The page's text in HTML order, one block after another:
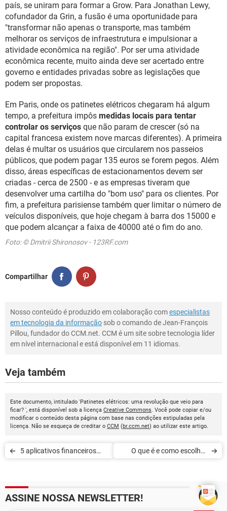
país, se uniram para formar a Grow. Para Jonathan Lewy,
cofundador da Grin, a fusão é uma oportunidade para
"transformar não apenas o transporte, mas também
melhorar os serviços de infraestrutura e impulsionar a
atividade econômica na região". Por ser uma atividade
econômica recente, muito ainda deve ser acertado entre
governo e entidades privadas sobre as legislações que
podem ser propostas.
Em Paris, onde os patinetes elétricos chegaram há algum
tempo, a prefeitura impôs medidas locais para tentar
controlar os serviços que não param de crescer (só na
capital francesa existem nove marcas diferentes). A primeira
delas é multar os usuários que circularem nos passeios
públicos, que podem pagar 135 euros se forem pegos. Além
disso, áreas específicas de estacionamentos devem ser
criadas - cerca de 2500 - e as empresas tiveram que
desenvolver uma cartilha do "bom uso" para os clientes. Por
fim, a prefeitura parisiense também quer limitar o número de
veículos disponíveis, que hoje chegam à barra dos 15000 e
que podem alcançar a faixa de 40000 até o fim do ano.
Foto: © Dmitrii Shironosov - 123RF.com
Compartilhar
Nosso conteúdo é produzido em colaboração comespecialistas
em tecnologia da informação sob o comando de Jean-François
Pillou, fundador do CCM.net. CCM é um site sobre tecnologia líder
em nível internacional e está disponível em 11 idiomas.
Veja também
Este documento, intitulado 'Patinetes elétricos: uma revolução que veio para
ficar? ', está disponível sob a licença Creative Commons. Você pode copiar e/ou
modificar o conteúdo desta página com base nas condições estipuladas pela
licença. Não se esqueça de creditar o CCM (br.ccm.net) ao utilizar este artigo.
5 aplicativos financeiros
O que é e como escolher
ASSINE NOSSA NEWSLETTER!